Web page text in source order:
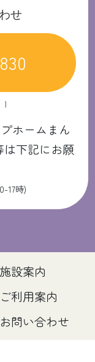
せ
]
ホームまん
は下記にお願
17時)
施設案内
ご利用案内
お問い合わせ